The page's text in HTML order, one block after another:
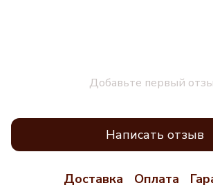
Добавьте первый
Написать отзыв
Доставка Оплата